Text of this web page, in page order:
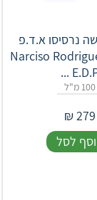
נרסיסו א.ד.פ
Narciso
E.D.P
100 מ"ל
279
₪
לסל